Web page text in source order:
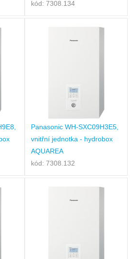
kód: 7308.134
Panasonic WH-SXC09H3E5,
vnitřní jednotka - hydrobox
AQUAREA
kód: 7308.132